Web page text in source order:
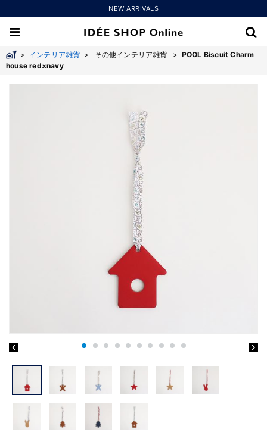
NEW ARRIVALS
> インテリア雑貨 > その他インテリア雑貨 > POOL Biscuit Charm
house red×navy